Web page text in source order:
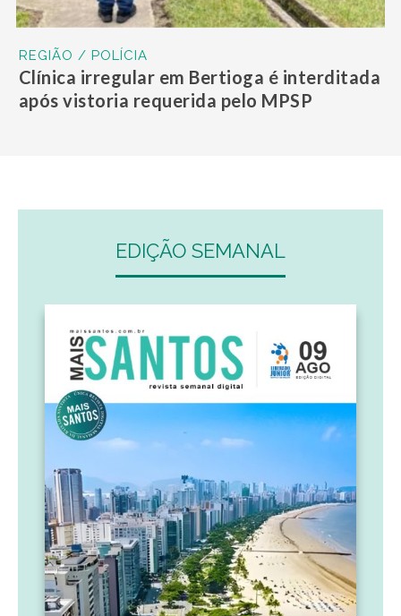
REGIÃO / POLÍCIA
Clínica irregular em Bertioga é interditada
após vistoria requerida pelo MPSP
EDIÇÃO SEMANAL